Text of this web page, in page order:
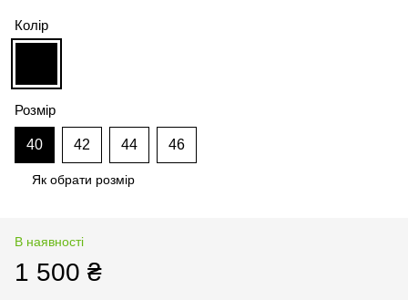
Колір
Розмір
40 42 44 46
Як обрати розмір
В наявності
1 500 ₴